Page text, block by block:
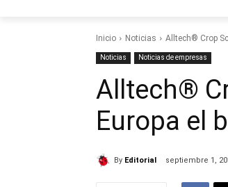
Inicio Noticias Alltech® Crop
Noticias Noticias de empresas
Alltech®
Europa el
By Editorial septiembre 1,